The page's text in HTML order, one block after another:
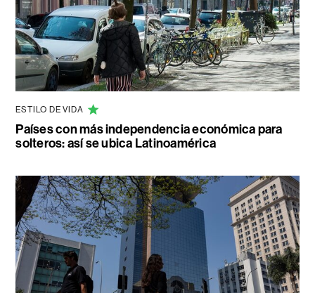
ESTILO DE VIDA
Países con más independencia económica para
solteros: así se ubica Latinoamérica